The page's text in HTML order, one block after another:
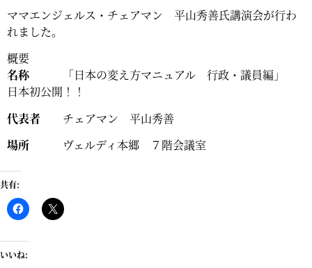
ママエンジェルス・チェアマン 平山秀善氏講演会が行わ
れました。
概要
名称 「日本の変え方マニュアル 行政・議員編」
日本初公開！！
代表者 チェアマン 平山秀善
場所 ヴェルディ本郷 ７階会議室
共有:
いいね: